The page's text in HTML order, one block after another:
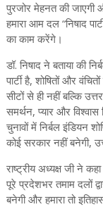
पुरजोर मेहनत की जाएगी
हमारा आम दल “निषाद
का काम करेंगे।
डॉ. निषाद ने बताया की
पार्टी है, शोषितों और
सीटों से ही नहीं बल्कि
समर्थन, प्यार और
चुनावों में निर्बल इंडियन
कोई सरकार नहीं बनेगी,
राष्ट्रीय अध्यक्ष जी ने
पूरे प्रदेशभर तमाम दलों
बनेगी और हमारा तो